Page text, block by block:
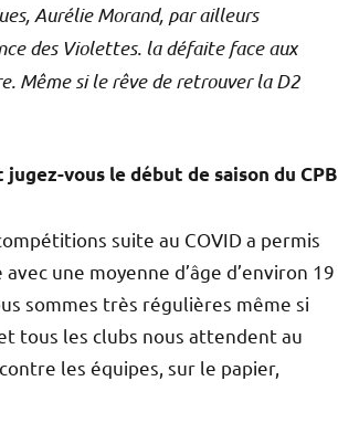
Aurélie Morand, par ailleurs
des Violettes. la défaite face aux
Même si le rêve de retrouver la D2
vous le début de saison du CPB
suite au COVID a permis
une moyenne d’âge d’environ 19
sommes très régulières même si
tous les clubs nous attendent au
les équipes, sur le papier,